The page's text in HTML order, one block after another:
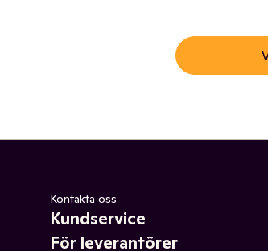
Kontakta oss
Kundservice
För leverantörer